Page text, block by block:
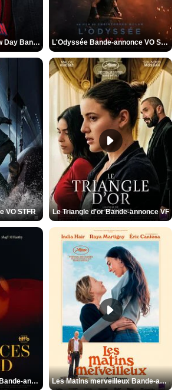
Spider-Man: Brand New Day Bande-annonce VO STFR L'Odyssée Bande-annonce VO STFR
VO STFR Le Triangle d'or Bande-annonce VF
Les Silences de Riyad Bande-annonce VO STFR Les Matins merveilleux Bande-annonce VF